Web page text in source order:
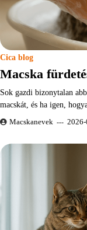
Cica blog
Macska
Sok gazdi bizonytalan
macskát, és ha igen,
Macskanevek